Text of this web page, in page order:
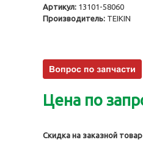
Артикул: 13101-58060
Производитель: TEIKIN
Цена по
Скидка на заказной